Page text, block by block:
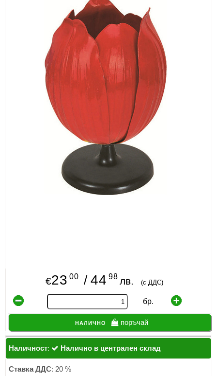
ИЗКУСТВА
МЕБЕЛИ И ОБОРУДВАНЕ
КАНЦЕЛАРСКИ МАТЕРИАЛИ
КНИГИ И УЧЕБНИЦИ
НОВИ
ПРОМОЦИИ
S.T.E.M.
€23 00 /44 98 лв. (с ДДС)
бр.
налично поръчай
Наличност: Налично в централен склад
Ставка ДДС: 20 %